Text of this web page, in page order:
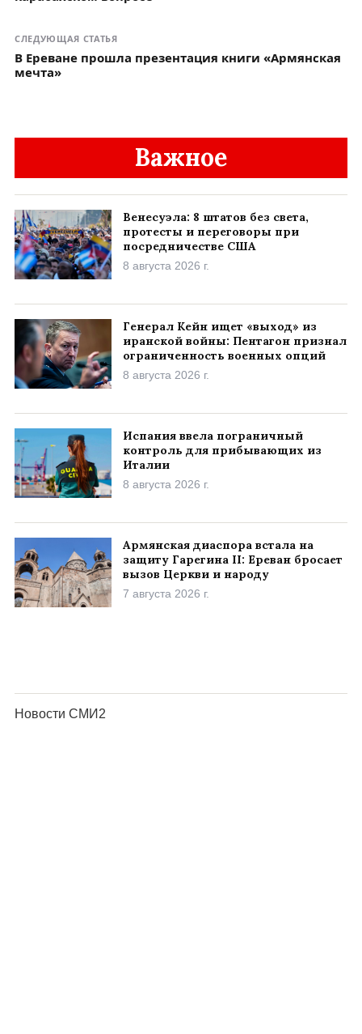
СЛЕДУЮЩАЯ СТАТЬЯ
В Ереване прошла презентация книги «Армянская
мечта»
Важное
Венесуэла: 8 штатов без света,
протесты и переговоры при
посредничестве США
8 августа 2026 г.
Генерал Кейн ищет «выход» из
иранской войны: Пентагон признал
ограниченность военных опций
8 августа 2026 г.
Испания ввела пограничный
контроль для прибывающих из
Италии
8 августа 2026 г.
Армянская диаспора встала на
защиту Гарегина II: Ереван бросает
вызов Церкви и народу
7 августа 2026 г.